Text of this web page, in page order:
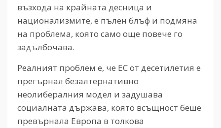
възхода на крайната десница и
национализмите, е пълен блъф и подмяна
на проблема, която само още повече го
задълбочава.
Реалният проблем е, че ЕС от десетилетия е
прегърнал безалтернативно
неолибералния модел и задушава
социалната държава, която всъщност беше
превърнала Европа в толкова